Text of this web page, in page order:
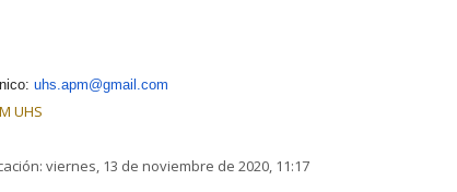
uhs.apm@gmail.com
UHS
viernes, 13 de noviembre de 2020, 11:17